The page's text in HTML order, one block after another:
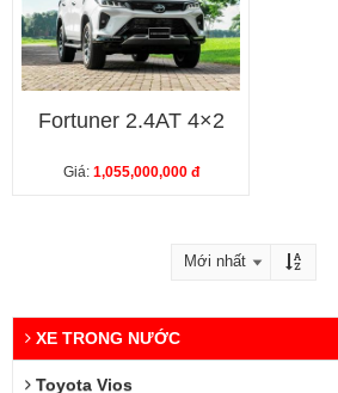
Fortuner 2.4AT 4×2
Giá: 1,055,000,000 đ
XE TRONG NƯỚC
Toyota Vios